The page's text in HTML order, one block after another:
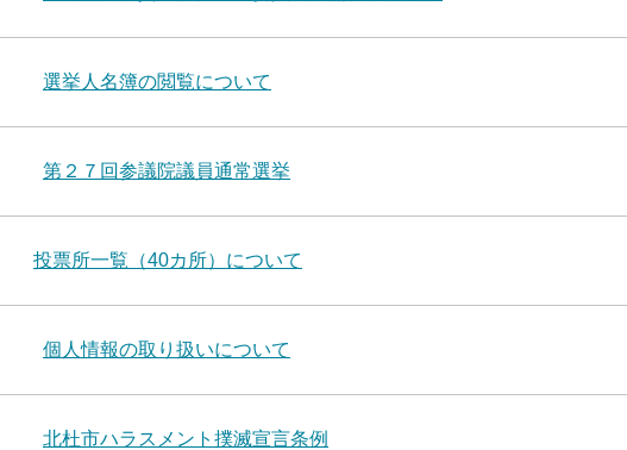
選挙人名簿の閲覧について
第２７回参議院議員通常選挙
投票所一覧（40カ所）について
個人情報の取り扱いについて
北杜市ハラスメント撲滅宣言条例